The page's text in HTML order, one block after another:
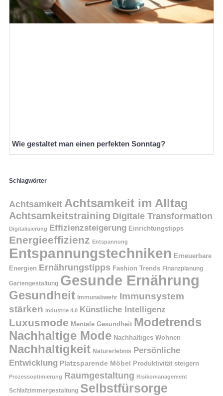
Wie gestaltet man einen perfekten Sonntag?
Schlagwörter
Achtsamkeit Achtsamkeit im Alltag
Achtsamkeitstraining Digitale Transformation
Digitalisierung Effizienzsteigerung Einrichtungstipps
Energieeffizienz Entspannung
Entspannungstechniken Erneuerbare
Energien Ernährungstipps Fashion Trends Finanzplanung
Gartengestaltung Gesunde Ernährung
Gesundheit Immunabwehr Immunsystem
stärken Industrie 4.0 Künstliche Intelligenz
Luxusmode Mentale Gesundheit Modetrends
Nachhaltige Mode Nachhaltiges Wohnen
Nachhaltigkeit Naturerlebnis Persönliche
Entwicklung Platzsparende Möbel Produktivität steigern
Prozessoptimierung Raumgestaltung Risikomanagement
Schlafzimmergestaltung Selbstfürsorge